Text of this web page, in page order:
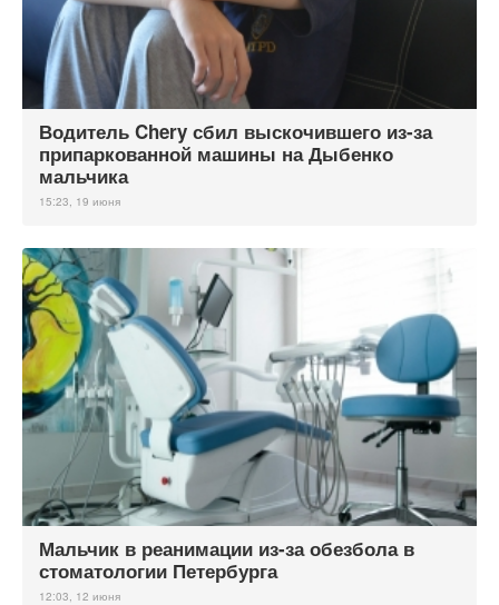
Водитель Chery сбил выскочившего из-за
припаркованной машины на Дыбенко
мальчика
15:23, 19 июня
Мальчик в реанимации из-за обезбола в
стоматологии Петербурга
12:03, 12 июня